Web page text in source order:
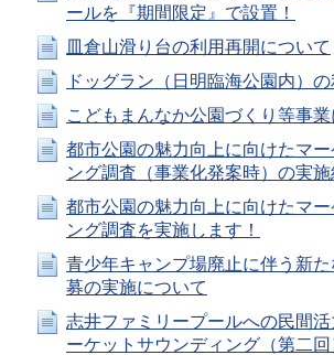
ールを『期間限定』で設置！
皿倉山滑り台の利用再開について
ドッグラン（日明臨海公園内）
こどもまんなか公園づくり等事業
都市公園の魅力向上に向けたマ
ング調査（事業化発案時）の実
都市公園の魅力向上に向けたマ
ング調査を実施します！
青少年キャンプ場廃止に伴う新
募の実施について
志井ファミリープールへの民間
ーケットサウンディング（第二